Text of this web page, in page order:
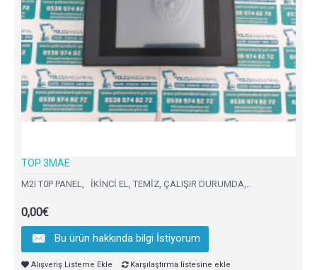
TOP 3MAE
M2I T0P PANEL, İKİNCİ EL, TEMİZ, ÇALIŞIR DURUMDA,..
0,00€
Bu ürün hakkında bilgi İstiyorum
Alışveriş Listeme Ekle Karşılaştırma listesine ekle